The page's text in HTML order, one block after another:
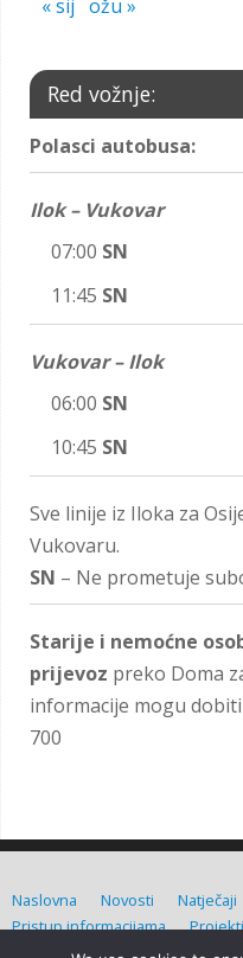
« sij ožu »
Red vožnje:
Polasci autobusa:
Ilok – Vukovar
07:00 SN
11:45 SN
Vukovar – Ilok
06:00 SN
10:45 SN
Sve linije iz Iloka za
Vukovaru.
SN – Ne prometuje
Starije i nemoćne
prijevoz preko Doma
informacije mogu
700
Naslovna Novosti Natječaji
Pristup informacijama
Projekti